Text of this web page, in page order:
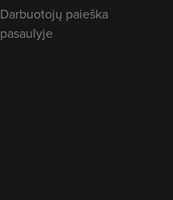
Darbuotojų paieška
pasaulyje